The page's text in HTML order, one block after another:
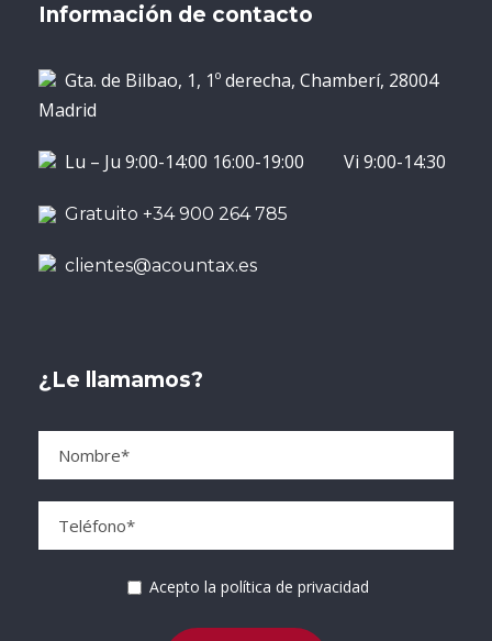
Información de contacto
Gta. de Bilbao, 1, 1º derecha, Chamberí, 28004
Madrid
Lu – Ju 9:00-14:00 16:00-19:00 Vi 9:00-14:30
Gratuito +34 900 264 785
clientes@acountax.es
¿Le llamamos?
Acepto la política de privacidad